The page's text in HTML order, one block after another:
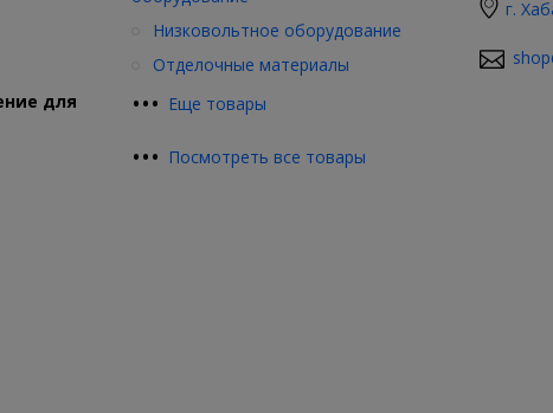
для
••• Еще товары
Низковольтное оборудование
Отделочные материалы
••• Посмотреть все товары
г.